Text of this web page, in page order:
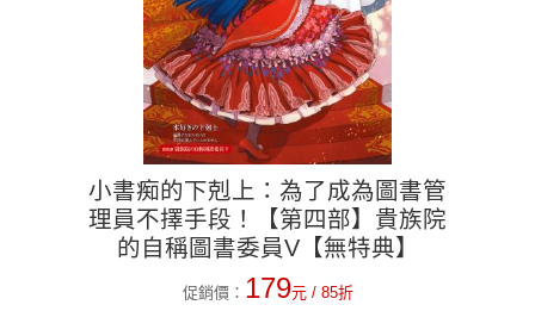
小書痴的下剋上：為了成為圖書管
理員不擇手段！【第四部】貴族院
的自稱圖書委員V【無特典】
促銷價： 179元 / 85折